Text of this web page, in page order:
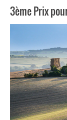
3ème Prix